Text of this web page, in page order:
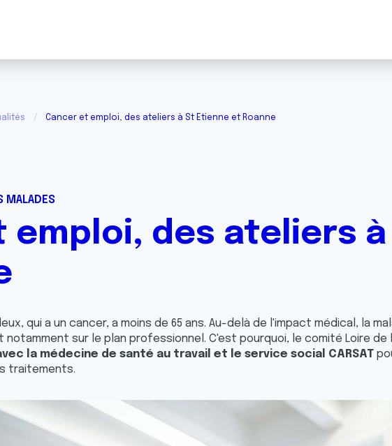
Cancer et emploi, des ateliers à St Etienne et Roanne
MALADES
emploi, des ateliers
qui a un cancer, a moins de 65 ans. Au-delà de l'impact médical, la
sur le plan professionnel. C'est pourquoi, le comité Loire de
la médecine de santé au travail et le service social CARSAT
traitements.